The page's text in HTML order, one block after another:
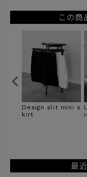
この商
Drape design mi
ni skirt
最